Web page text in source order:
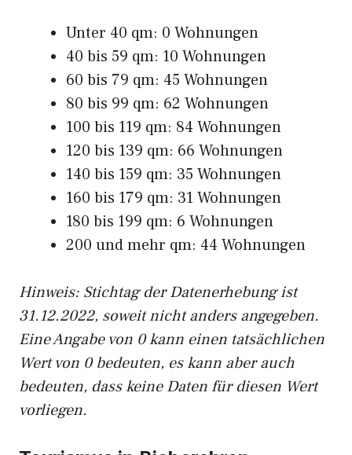
Unter 40 qm: 0 Wohnungen
40 bis 59 qm: 10 Wohnungen
60 bis 79 qm: 45 Wohnungen
80 bis 99 qm: 62 Wohnungen
100 bis 119 qm: 84 Wohnungen
120 bis 139 qm: 66 Wohnungen
140 bis 159 qm: 35 Wohnungen
160 bis 179 qm: 31 Wohnungen
180 bis 199 qm: 6 Wohnungen
200 und mehr qm: 44 Wohnungen
Hinweis: Stichtag der Datenerhebung ist
31.12.2022, soweit nicht anders angegeben.
Eine Angabe von 0 kann einen tatsächlichen
Wert von 0 bedeuten, es kann aber auch
bedeuten, dass keine Daten für diesen Wert
vorliegen.